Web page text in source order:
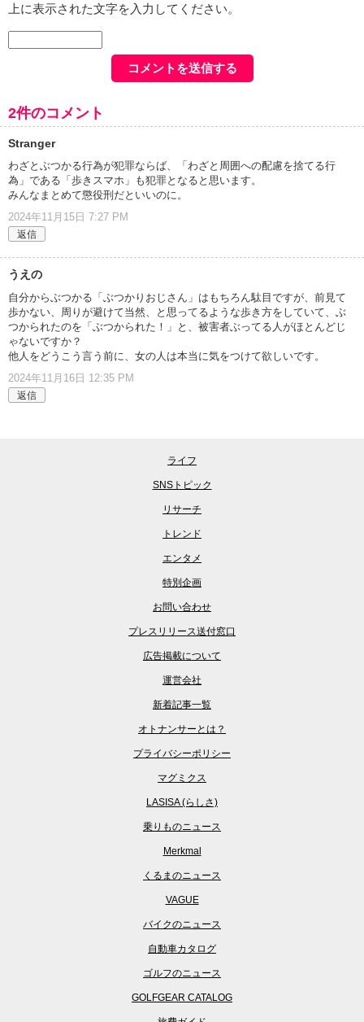
上に表示された文字を入力してください。
2件のコメント
Stranger
わざとぶつかる行為が犯罪ならば、「わざと周囲への配慮を捨てる行
為」である「歩きスマホ」も犯罪となると思います。
みんなまとめて懲役刑だといいのに。
2024年11月15日 7:27 PM
返信
うえの
自分からぶつかる「ぶつかりおじさん」はもちろん駄目ですが、前見て
歩かない、周りが避けて当然、と思ってるような歩き方をしていて、ぶ
つかられたのを「ぶつかられた！」と、被害者ぶってる人がほとんどじ
ゃないですか？
他人をどうこう言う前に、女の人は本当に気をつけて欲しいです。
2024年11月16日 12:35 PM
返信
ライフ
SNSトピック
リサーチ
トレンド
エンタメ
特別企画
お問い合わせ
プレスリリース送付窓口
広告掲載について
運営会社
新着記事一覧
オトナンサーとは？
プライバシーポリシー
マグミクス
LASISA (らしさ)
乗りものニュース
Merkmal
くるまのニュース
VAGUE
バイクのニュース
自動車カタログ
ゴルフのニュース
GOLFGEAR CATALOG